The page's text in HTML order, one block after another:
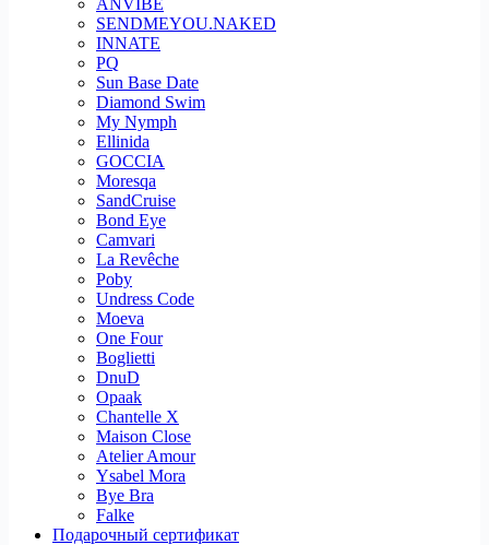
ANVIBE
SENDMEYOU.NAKED
INNATE
PQ
Sun Base Date
Diamond Swim
My Nymph
Ellinida
GOCCIA
Moresqa
SandCruise
Bond Eye
Camvari
La Revêche
Poby
Undress Code
Moeva
One Four
Boglietti
DnuD
Opaak
Chantelle X
Maison Close
Atelier Amour
Ysabel Mora
Bye Bra
Falke
Подарочный сертификат